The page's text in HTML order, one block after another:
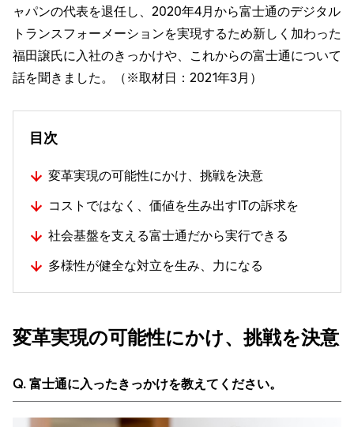
ャパンの代表を退任し、2020年4月から富士通のデジタル
トランスフォーメーションを実現するため新しく加わった
福田譲氏に入社のきっかけや、これからの富士通について
話を聞きました。（※取材日：2021年3月）
目次
変革実現の可能性にかけ、挑戦を決意
コストではなく、価値を生み出すITの訴求を
社会基盤を支える富士通だから実行できる
多様性が健全な対立を生み、力になる
変革実現の可能性にかけ、挑戦を決意
Q. 富士通に入ったきっかけを教えてください。